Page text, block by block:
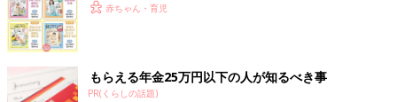
赤ちゃん・育児
もらえる年金25万円以下の人が知るべき事
PR(くらしの話題)